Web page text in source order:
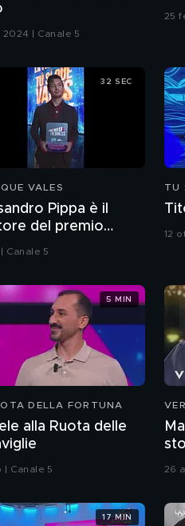
| Canale 5
25
VALES
Pippa è il
del premio
Canale 5
32 SEC
TU
12
DELLA FORTUNA
alla Ruota delle
| Canale 5
5 MIN
26
17 MIN